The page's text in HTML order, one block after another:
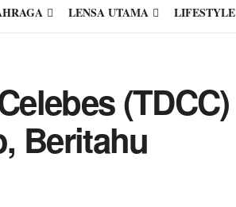
LENSA UTAMA LIFESTYLE
(TDCC)
Beritahu